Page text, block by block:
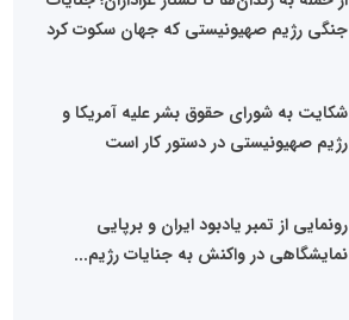
جنگی رژیم صهیونیستی که جهان سکوت کرد
شکایت به شورای حقوق بشر علیه آمریکا و
رژیم صهیونیستی در دستور کار است
رونمایی از تمبر یادبود ایران و برپایی
نمایشگاهی در واکنش به جنایات رژیم...